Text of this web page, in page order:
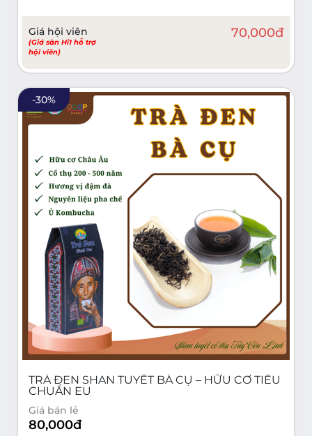
Giá hội viên
(Giá sàn Hi1 hỗ trợ
hội viên)
70,000đ
-30%
TRÀ ĐEN SHAN TUYẾT BÀ CỤ – HỮU CƠ TIÊU
CHUẨN EU
Giá bán lẻ
80,000đ